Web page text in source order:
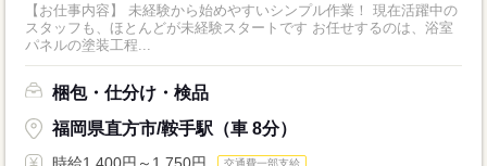
【お仕事内容】 未経験から始めやすいシンプル作業！ 現在活躍中の
スタッフも、ほとんどが未経験スタートです お任せするのは、浴室
パネルの塗装工程...
梱包・仕分け・検品
福岡県直方市/鞍手駅（車 8分）
交通費一部支給